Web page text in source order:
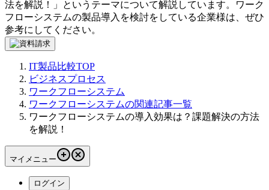
法を解説！
」というテーマについて解説しています。
ワーク
フローシステムの製品導入を検討をしている企業様は、ぜひ
参考にしてください。
IT製品比較TOP
ビジネスプロセス
ワークフローシステム
ワークフローシステムの関連記事一覧
ワークフローシステムの導入効果は？課題解決の方法
を解説！
マイメニュー
ログイン